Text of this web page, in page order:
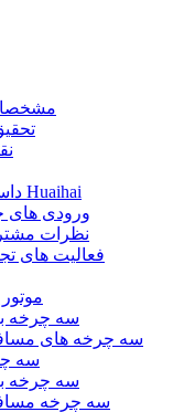
داستان Huaihai
ورودی های
نظرات
فعالیت های
سه چرخه
سه چرخه های
سه
سه چرخه
سه چرخه